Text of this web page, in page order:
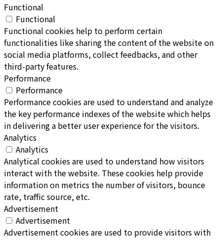
Functional
Functional
Functional cookies help to perform certain
functionalities like sharing the content of the website on
social media platforms, collect feedbacks, and other
third-party features.
Performance
Performance
Performance cookies are used to understand and analyze
the key performance indexes of the website which helps
in delivering a better user experience for the visitors.
Analytics
Analytics
Analytical cookies are used to understand how visitors
interact with the website. These cookies help provide
information on metrics the number of visitors, bounce
rate, traffic source, etc.
Advertisement
Advertisement
Advertisement cookies are used to provide visitors with